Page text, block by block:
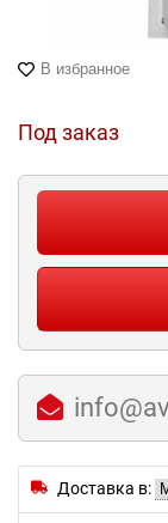
В избранное
Под заказ
Доставка в: